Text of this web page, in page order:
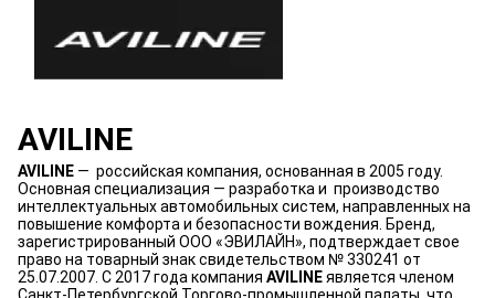
AVILINE
AVILINE — российская компания, основанная в 2005 году.
Основная специализация — разработка и производство
интеллектуальных автомобильных систем, направленных на
повышение комфорта и безопасности вождения. Бренд,
зарегистрированный ООО «ЭВИЛАЙН», подтверждает свое
право на товарный знак свидетельством № 330241 от
25.07.2007. С 2017 года компания AVILINEявляется членом